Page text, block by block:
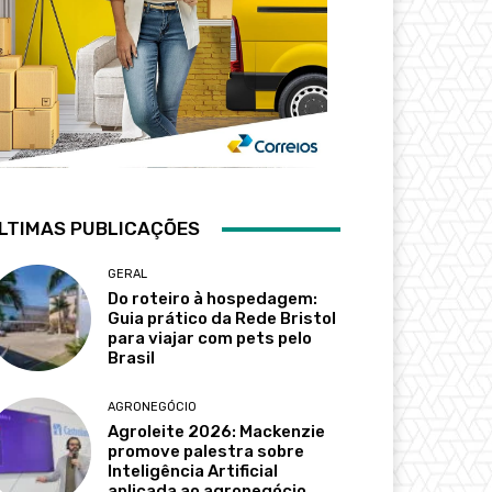
PUBLICAÇÕES
GERAL
Do roteiro à hospedagem:
Guia prático da Rede Bristol
para viajar com pets pelo
Brasil
AGRONEGÓCIO
Agroleite 2026: Mackenzie
promove palestra sobre
Inteligência Artificial